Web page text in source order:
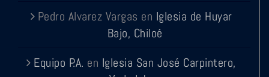
Pedro Alvarez Vargas en Iglesia de Huyar
Bajo, Chiloé
Equipo P.A. en Iglesia San José Carpintero,